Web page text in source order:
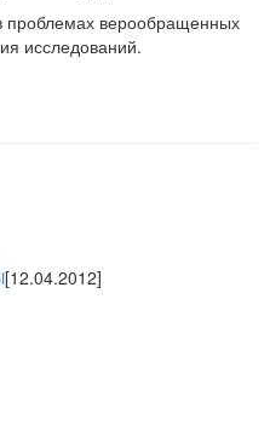
проблемах верообращенных
исследований.
[12.04.2012]